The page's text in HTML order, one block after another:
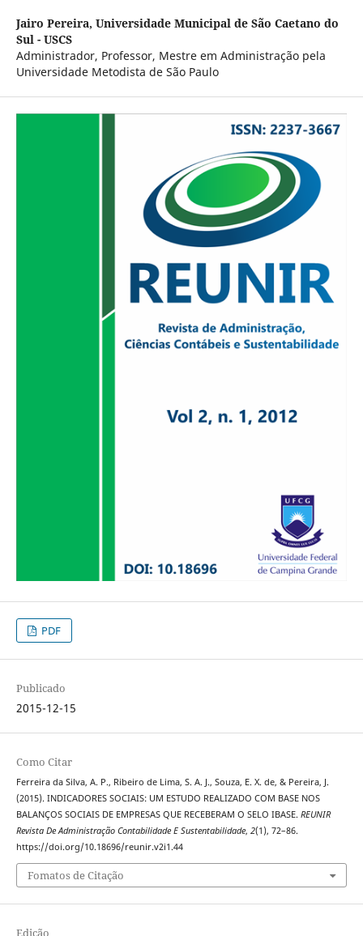
Jairo Pereira, Universidade Municipal de São Caetano do
Sul - USCS
Administrador, Professor, Mestre em Administração pela
Universidade Metodista de São Paulo
PDF
Publicado
2015-12-15
Como Citar
Ferreira da Silva, A. P., Ribeiro de Lima, S. A. J., Souza, E. X. de, & Pereira, J.
(2015). INDICADORES SOCIAIS: UM ESTUDO REALIZADO COM BASE NOS
BALANÇOS SOCIAIS DE EMPRESAS QUE RECEBERAM O SELO IBASE. REUNIR
Revista De Administração Contabilidade E Sustentabilidade, 2(1), 72–86.
https://doi.org/10.18696/reunir.v2i1.44
Fomatos de Citação
Edição